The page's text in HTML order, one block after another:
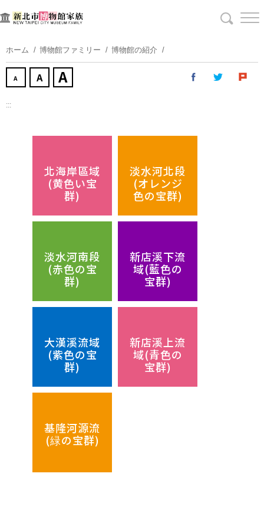
ン
ン
ツ
キ
ホーム 博物館ファミリー 博物館の紹介
:::
北海岸區域
(黄色い宝
群)
淡水河北段
(オレンジ
色の宝群)
淡水河南段
(赤色の宝
群)
新店溪下流
域(藍色の
宝群)
大漢溪流域
(紫色の宝
群)
新店溪上流
域(青色の
宝群)
基隆河源流
(緑の宝群)